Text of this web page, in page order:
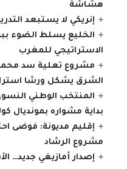
هشاشة
إنريكي لا يستبعد
الخليع يسلط الضوء
الاستراتيجي للمغرب
مشروع تعلية سد
الشرق يشكل ورشا
بداية مشواره بمونديال
إقليم مديونة: فوضى
مشروع الرشاد
إصدار أمازيغي جديد…